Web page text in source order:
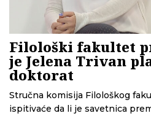
Filološki fakultet
je Jelena Trivan
doktorat
Stručna komisija Filološkog
ispitivaće da li je savetnica